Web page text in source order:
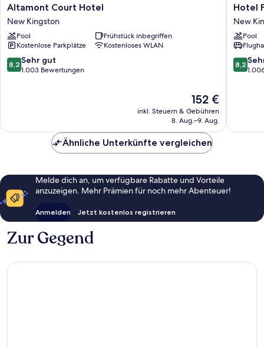
Altamont
Court
Hotel
New
Kingston
Altamont Court Hotel
New Kingston
Pool
Frühstück inbegriffen
Kostenlose Parkplätze
Kostenloses WLAN
8.2
von
8,2 Sehr gut
1.003 Bewertungen
Der
Preis
beträgt
152 €
inkl. Steuern & Gebühren
8. Aug.–9. Aug.
Hotel
Four
Seasons
New
Hotel
New
Pool
8.2
von
8,2
Ähnliche Unterkünfte vergleichen
Melde dich an, um verfügbare Rabatte und Vorteile
anzuzeigen. Mehr Prämien für noch mehr Abenteuer!
Anmelden Jetzt kostenlos registrieren
Zur Gegend